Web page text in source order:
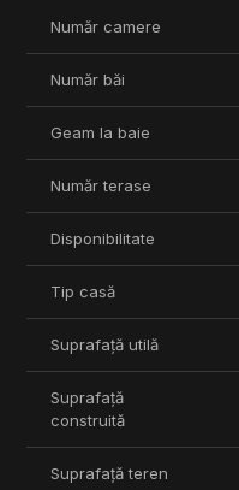
face pe o poarta care
un plus de confort si
Toate actele sunt la zi,
Număr camere
Număr băi
Geam la baie
Număr terase
Disponibilitate
Tip casă
Suprafață utilă
Suprafață
construită
Suprafață teren